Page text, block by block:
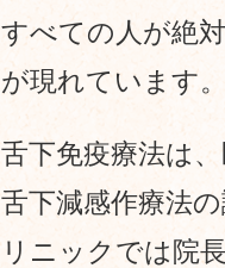
すべての人が絶
が現れています
舌下免疫療法は
舌下減感作療法
リニックでは院